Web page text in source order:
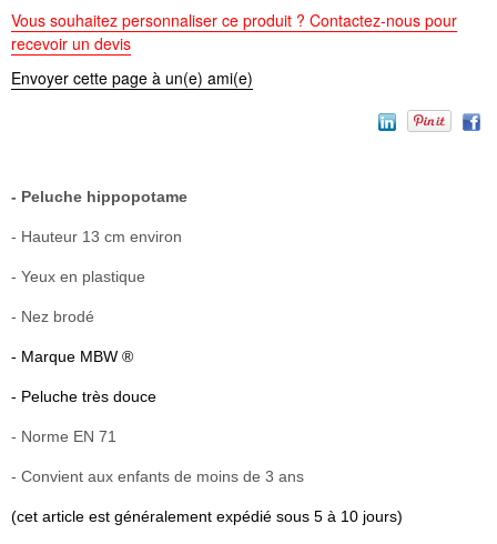
Vous souhaitez personnaliser ce produit ? Contactez-nous pour
recevoir un devis
Envoyer cette page à un(e) ami(e)
- Peluche hippopotame
- Hauteur 13 cm environ
- Yeux en plastique
- Nez brodé
- Marque MBW ®
- Peluche très douce
- Norme EN 71
- Convient aux enfants de moins de 3 ans
(cet article est généralement expédié sous 5 à 10 jours)